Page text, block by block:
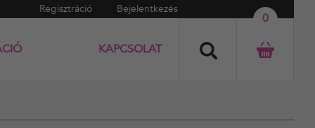
Regisztráció Bejelentkezés
0
KAPCSOLAT